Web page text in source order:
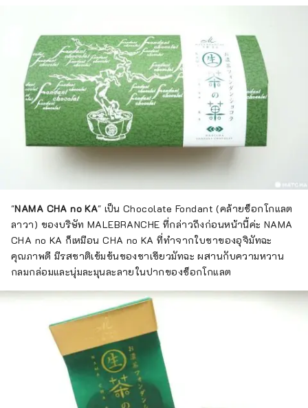
"NAMA CHA no KA" เป็น Chocolate Fondant (คล้ายช็อกโกแลต
ลาวา) ของบริษัท MALEBRANCHE ที่กล่าวถึงก่อนหน้านี้ค่ะ NAMA
CHA no KA ก็เหมือน CHA no KA ที่ทำจากใบชาของอุจิมัทฉะ
คุณภาพดี มีรสชาติเข้มข้นของชาเขียวมัทฉะ ผสานกับความหวาน
กลมกล่อมและนุ่มละมุนละลายในปากของช็อกโกแลต